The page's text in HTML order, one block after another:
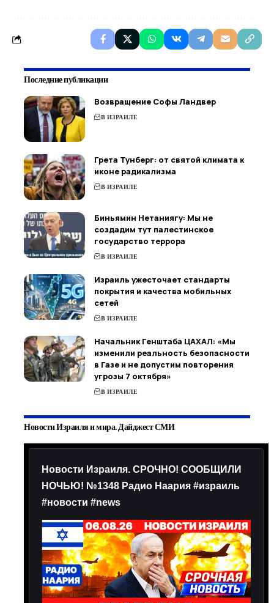
Последние публикации
Возвращение Софы Ландвер
В ИЗРАИЛЕ
Грета Тунберг: от святой климата к
иконе радикализма
В ИЗРАИЛЕ
Биньямин Нетаниягу: Мы не
создадим тут палестинское
государство террора
В ИЗРАИЛЕ
Израиль ужесточает стандарты
покрытия и качества мобильных
сетей
В ИЗРАИЛЕ
Начальник Генштаба ЦАХАЛ: «Мы
изменили реальность безопасности
в Газе и не допустим повторения
угрозы 7 октября»
В ИЗРАИЛЕ
Новости Израиля и мира. Дайджест СМИ